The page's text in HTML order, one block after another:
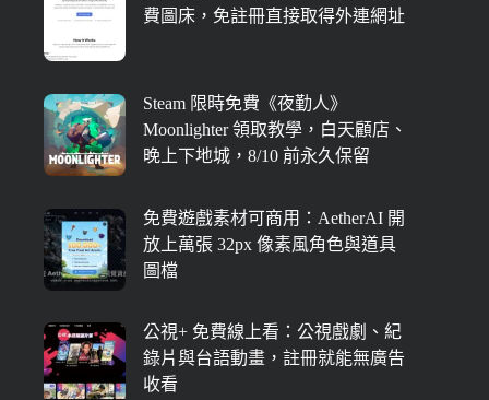
費圖床，免註冊直接取得外連網址
Steam 限時免費《夜勤人》
Moonlighter 領取教學，白天顧店、
晚上下地城，8/10 前永久保留
免費遊戲素材可商用：AetherAI 開
放上萬張 32px 像素風角色與道具
圖檔
公視+ 免費線上看：公視戲劇、紀
錄片與台語動畫，註冊就能無廣告
收看